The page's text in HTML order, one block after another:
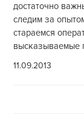
достаточно
следим за
стараемся
высказываемые
11.09.2013